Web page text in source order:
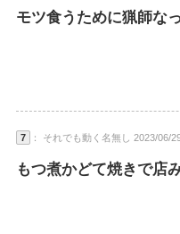
モツ食うために猟師な
7 ： それでも動く名無し 2023/06/
もつ煮かどて焼きで店